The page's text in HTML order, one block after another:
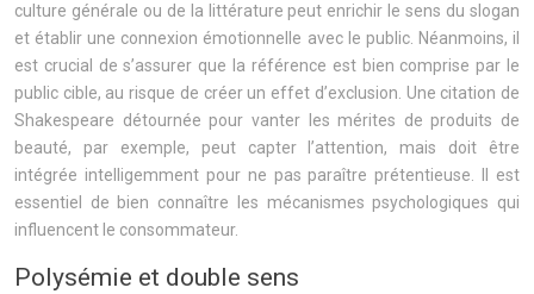
culture générale ou de la littérature peut enrichir le sens du slogan
et établir une connexion émotionnelle avec le public. Néanmoins, il
est crucial de s’assurer que la référence est bien comprise par le
public cible, au risque de créer un effet d’exclusion. Une citation de
Shakespeare détournée pour vanter les mérites de produits de
beauté, par exemple, peut capter l’attention, mais doit être
intégrée intelligemment pour ne pas paraître prétentieuse. Il est
essentiel de bien connaître les mécanismes psychologiques qui
influencent le consommateur.
Polysémie et double sens